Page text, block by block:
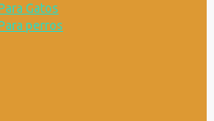
Gatos
perros